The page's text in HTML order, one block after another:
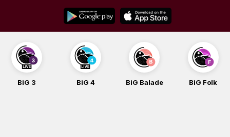
content
BiG 3 BiG 4 BiG Balade BiG Folk